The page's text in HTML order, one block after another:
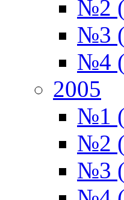
№2
№3
№4
2005
№1
№2
№3